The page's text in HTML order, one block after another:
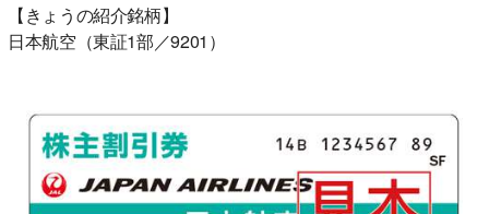
【きょうの紹介銘柄】
日本航空（東証1部／9201）